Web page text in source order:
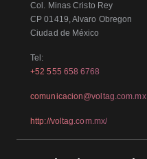
Col. Minas Cristo Rey
CP 01419, Alvaro Obregon
Ciudad de México
Tel:
+52 555 658 6768
comunicacion@voltag.com.mx
http://voltag.com.mx/